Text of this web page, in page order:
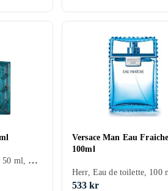
Herr, Eau de toilette, 50 ml, Eros, Cederträ, Tonkabönor, Mynta, Äpple, Citron/Citrus, Ros, Ek, Vetiver, Pelargonia, Mossa, Vanilj, Ambra, Geranium, Ekmossa
Versace Man Eau
100ml
533 kr